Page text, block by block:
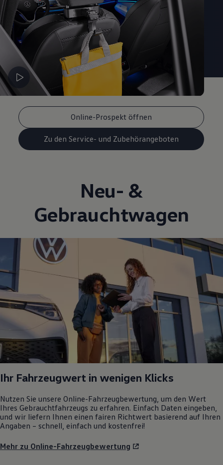
Online-Prospekt öffnen
Zu den Service- und Zubehörangeboten
Neu- &
Gebrauchtwagen
Ihr Fahrzeugwert in wenigen Klicks
Nutzen Sie unsere Online-Fahrzeugbewertung, um den Wert
Ihres Gebrauchtfahrzeugs zu erfahren. Einfach Daten eingeben,
und wir liefern Ihnen einen fairen Richtwert basierend auf Ihren
Angaben – schnell, einfach und kostenfrei!
Mehr zu Online-Fahrzeugbewertung